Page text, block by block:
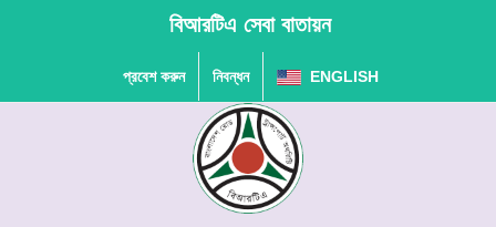
বিআরটিএ সেবা বাতায়ন
প্রবেশ করুন নিবন্ধন ENGLISH